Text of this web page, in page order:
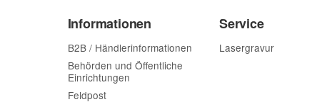
Informationen
B2B / Händlerinformationen
Behörden und Öffentliche
Einrichtungen
Feldpost
Service
Lasergravur